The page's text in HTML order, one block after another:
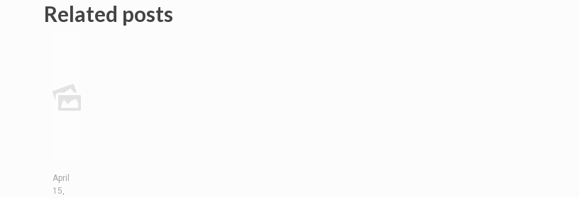
Related posts
April
15,